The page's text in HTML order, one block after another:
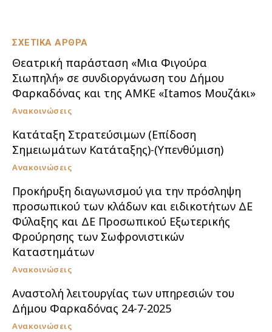
ΣΧΕΤΙΚΑ ΑΡΘΡΑ
Θεατρική παράσταση «Μια Φιγούρα
Σιωπηλή» σε συνδιοργάνωση του Δήμου
Φαρκαδόνας και της ΑΜΚΕ «Itamos Μουζάκι»
Ανακοινώσεις
Κατάταξη Στρατεύσιμων (Επίδοση
Σημειωμάτων Κατάταξης)-(Υπενθύμιση)
Ανακοινώσεις
Προκήρυξη διαγωνισμού για την πρόσληψη
προσωπικού των κλάδων και ειδικοτήτων ΔΕ
Φύλαξης και ΔΕ Προσωπικού Εξωτερικής
Φρούρησης των Σωφρονιστικών
Καταστημάτων
Ανακοινώσεις
Αναστολή λειτουργίας των υπηρεσιών του
Δήμου Φαρκαδόνας 24-7-2025
Ανακοινώσεις